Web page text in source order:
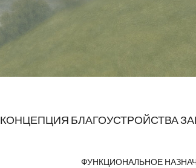
КОНЦЕПЦИЯ БЛАГОУСТРОЙСТВА
ФУНКЦИОНАЛЬНОЕ